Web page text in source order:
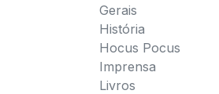
Gerais
História
Hocus Pocus
Imprensa
Livros